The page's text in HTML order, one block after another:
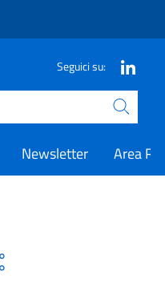
Seguici su:
Newsletter Area